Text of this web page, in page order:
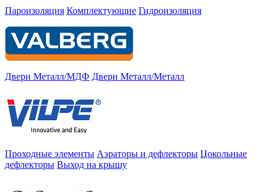
Пароизоляция Комплектующие Гидроизоляция
Двери Металл/МДФ Двери Металл/Металл
Проходные элементы Аэраторы и дефлекторы Цокольные
дефлекторы Выход на крышу